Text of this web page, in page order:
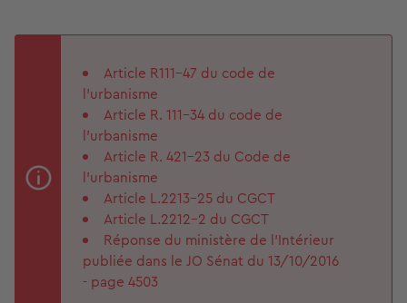
Article R111-47 du code de
l’urbanisme
Article R. 111-34 du code de
l'urbanisme
Article R. 421-23 du Code de
l’urbanisme
Article L.2213-25 du CGCT
Article L.2212-2 du CGCT
Réponse du ministère de l’Intérieur
publiée dans le JO Sénat du 13/10/2016
- page 4503